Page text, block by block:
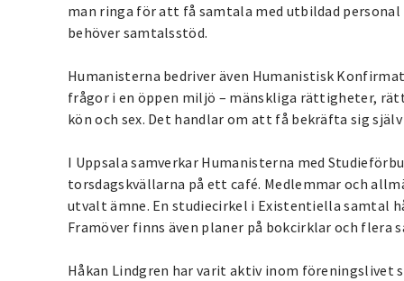
man ringa för att få samtala med utbildad
behöver samtalsstöd.
Humanisterna bedriver även Humanistisk
frågor i en öppen miljö – mänskliga rättigheter,
kön och sex. Det handlar om att få bekräfta sig
I Uppsala samverkar Humanisterna med
torsdagskvällarna på ett café. Medlemmar och
utvalt ämne. En studiecirkel i Existentiella samtal
Framöver finns även planer på bokcirklar och flera
Håkan Lindgren har varit aktiv inom föreningslivet